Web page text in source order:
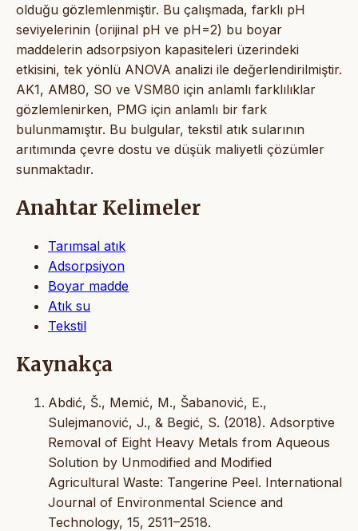
olduğu gözlemlenmiştir. Bu çalışmada, farklı pH
seviyelerinin (orijinal pH ve pH=2) bu boyar
maddelerin adsorpsiyon kapasiteleri üzerindeki
etkisini, tek yönlü ANOVA analizi ile değerlendirilmiştir.
AK1, AM80, SO ve VSM80 için anlamlı farklılıklar
gözlemlenirken, PMG için anlamlı bir fark
bulunmamıştır. Bu bulgular, tekstil atık sularının
arıtımında çevre dostu ve düşük maliyetli çözümler
sunmaktadır.
Anahtar Kelimeler
Tarımsal atık
Adsorpsiyon
Boyar madde
Atık su
Tekstil
Kaynakça
Abdić, Š., Memić, M., Šabanović, E.,
Sulejmanović, J., & Begić, S. (2018). Adsorptive
Removal of Eight Heavy Metals from Aqueous
Solution by Unmodified and Modified
Agricultural Waste: Tangerine Peel. International
Journal of Environmental Science and
Technology, 15, 2511–2518.